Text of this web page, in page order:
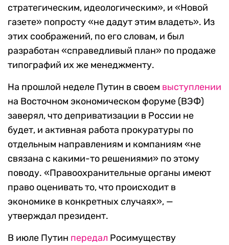
стратегическим, идеологическим», и «Новой
газете» попросту «не дадут этим владеть». Из
этих соображений, по его словам, и был
разработан «справедливый план» по продаже
типографий их же менеджменту.
На прошлой неделе Путин в своем выступлении
на Восточном экономическом форуме (ВЭФ)
заверял, что деприватизации в России не
будет, и активная работа прокуратуры по
отдельным направлениям и компаниям «не
связана с какими-то решениями» по этому
поводу. «Правоохранительные органы имеют
право оценивать то, что происходит в
экономике в конкретных случаях», —
утверждал президент.
В июле Путин передал Росимуществу